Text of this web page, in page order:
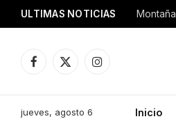
ULTIMAS NOTICIAS
Facebook
X
Instagram
jueves, agosto 6 Inicio